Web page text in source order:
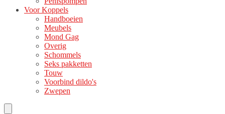
Voor Koppels
Handboeien
Meubels
Mond Gag
Overig
Schommels
Seks pakketten
Touw
Voorbind dildo's
Zwepen